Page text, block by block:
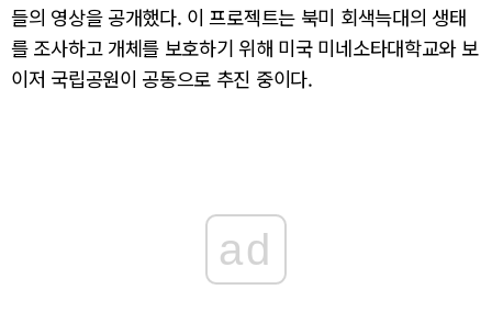
들의 영상을 공개했다. 이 프로젝트는 북미 회색늑대의 생태
를 조사하고 개체를 보호하기 위해 미국 미네소타대학교와 보
이저 국립공원이 공동으로 추진 중이다.
ad